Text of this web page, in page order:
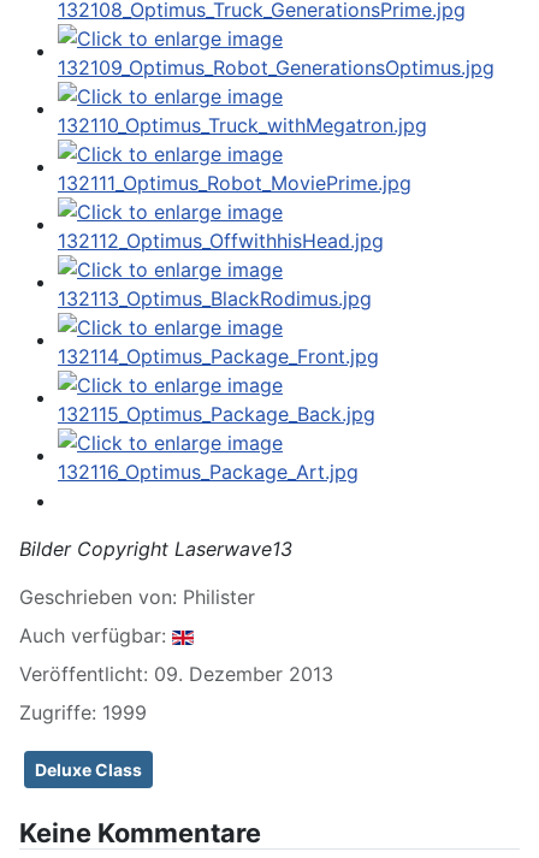
Bilder Copyright Laserwave13
Geschrieben von: Philister
Auch verfügbar:
Veröffentlicht: 09. Dezember 2013
Zugriffe: 1999
Deluxe Class
Keine Kommentare